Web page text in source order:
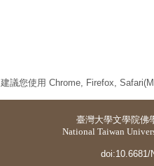
建議您使用 Chrome, Firefox,
臺灣大學文學院佛
National Taiwan
doi:10.6681/